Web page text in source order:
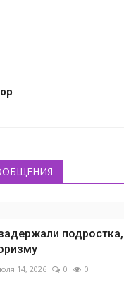
14, 2026 0 0